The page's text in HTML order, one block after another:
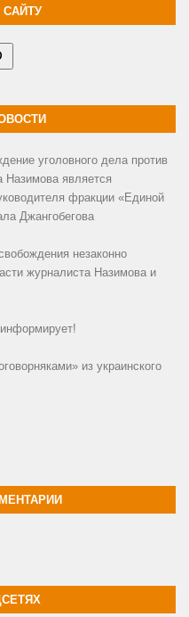
САЙТУ
уголовного дела против
Назимова является
фракции «Единой
Джангобегова
незаконно
журналиста Назимова и
из украинского